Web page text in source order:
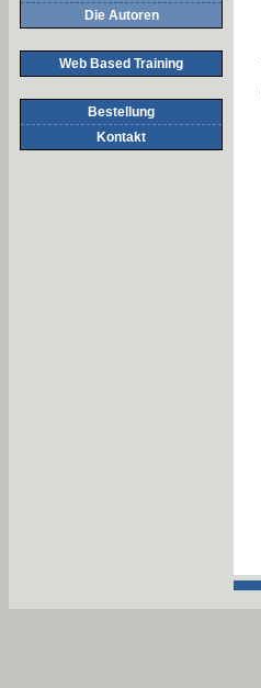
Die Autoren
Web Based Training
Bestellung
Kontakt